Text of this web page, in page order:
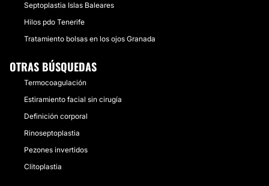
Septoplastia Islas Baleares
Hilos pdo Tenerife
Tratamiento bolsas en los ojos Granada
OTRAS BÚSQUEDAS
Termocoagulación
Estiramiento facial sin cirugía
Definición corporal
Rinoseptoplastia
Pezones invertidos
Clitoplastia